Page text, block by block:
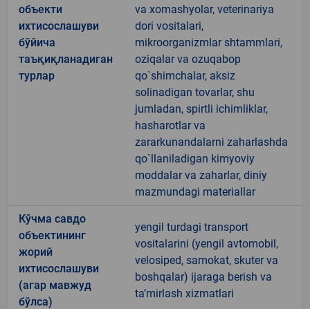
объекти
ихтисослашуви
бўйича
таъқиқланадиган
турлар
va xomashyolar, veterinariya
dori vositalari,
mikroorganizmlar shtammlari,
oziqalar va ozuqabop
qo`shimchalar, aksiz
solinadigan tovarlar, shu
jumladan, spirtli ichimliklar,
hasharotlar va
zararkunandalarni zaharlashda
qo`llaniladigan kimyoviy
moddalar va zaharlar, diniy
mazmundagi materiallar
Кўчма савдо
объектининг
жорий
ихтисослашуви
(агар мавжуд
бўлса)
yengil turdagi transport
vositalarini (yengil avtomobil,
velosiped, samokat, skuter va
boshqalar) ijaraga berish va
taʼmirlash xizmatlari